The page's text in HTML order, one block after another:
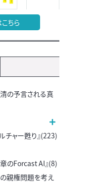
ちら
の予言される真
チャー甦り』(223)
のForcast AI』(8)
親権問題を考え